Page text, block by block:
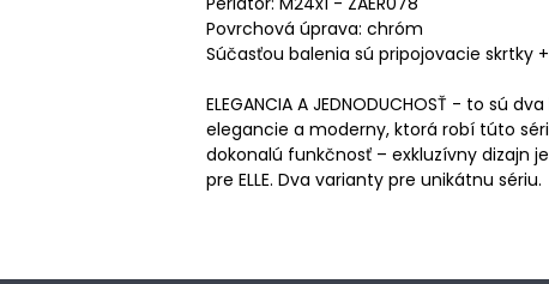
Povrchová úprava: chróm
Súčasťou balenia sú pripojovacie skrtky
ELEGANCIA A JEDNODUCHOSŤ - to sú
elegancie a moderny, ktorá robí túto
dokonalú funkčnosť – exkluzívny dizajn
pre ELLE. Dva varianty pre unikátnu sériu.